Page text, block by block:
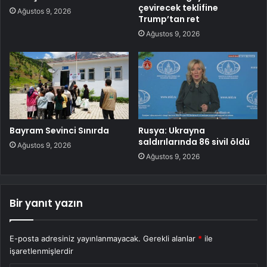
Ağustos 9, 2026
çevirecek teklifine
Trump’tan ret
Ağustos 9, 2026
Bayram Sevinci Sınırda
Ağustos 9, 2026
Rusya: Ukrayna
saldırılarında 86 sivil öldü
Ağustos 9, 2026
Bir yanıt yazın
E-posta adresiniz yayınlanmayacak. Gerekli alanlar * ile
işaretlenmişlerdir